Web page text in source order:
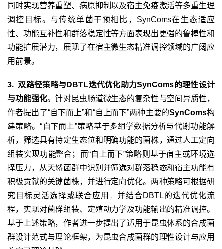
同时实现营养重塑、病原抑制以及宿主免疫激活等多重生理
调控目标。与传统单菌干预相比， SynComs在生态适应
性、功能互补性和群落稳定性等方面表现出更强的鲁棒性和
功能扩展潜力，展现了在宿主微生态精准调控领域的广阔应
用前景。
3. 双路径策略与 DBTL迭代优化助力SynComs的理性设计
与功能强化。针对昆虫肠道微生态的复杂性与空间异质性，
作者提出了“自下而上”和“自上而下”两种主要的SynComs构
建策略。“自下而上”策略基于多组学数据分析与代谢功能解
析，筛选具有特定生态位和明确功能的菌株，通过人工定向
组装实现功能整合；而“自上而下”策略则基于宿主或环境选
择压力，从天然菌群中识别并筛选对群落稳态和宿主功能有
积极贡献的关键菌株，并进行定向优化。两种策略可根据研
究目标灵活选择或联合应用，并结合DBTL 的迭代优化流
程，实现对菌群组装、定殖动力学及功能输出的精准调控。
基于上述策略，作者进一步提出了适用于昆虫体系的合成菌
群设计范式与理论框架，为昆虫合成菌群的理性设计与应用